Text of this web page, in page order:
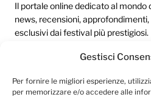
Gestisci
Per fornire le migliori esperienze,
per memorizzare e/o accedere alle
Il portale online dedicato al
news, recensioni,
esclusivi dai festival più prestigiosi.
Redazione